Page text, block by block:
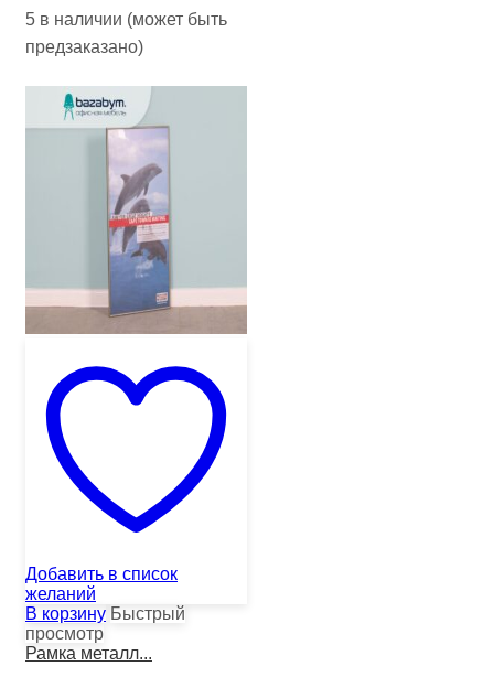
5 в наличии (может быть
предзаказано)
Добавить в список
желаний
В корзину Быстрый
просмотр
Рамка металл...